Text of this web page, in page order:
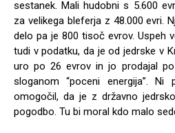
sestanek. Mali hudobni s 5.600
za velikega bleferja z 48.000 evri.
delo pa je 800 tisoč evrov. Uspeh
tudi v podatku, da je od jedrske v
uro po 26 evrov in jo prodajal
sloganom “poceni energija”.
omogočil, da je z državno
pogodbo. Tu bi moral kdo malo